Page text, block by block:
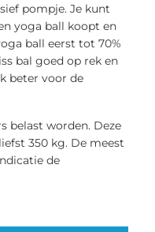
pompje. Je kunt
yoga ball koopt en
ball eerst tot 70%
bal goed op rek en
beter voor de
belast worden. Deze
350 kg. De meest
de